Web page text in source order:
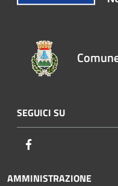
SEGUICI SU
AMMINISTRAZIONE